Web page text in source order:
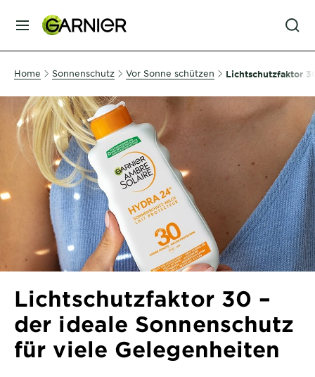
MENU
GESICHTSPFLEGE
HAARPFLEGE
HAARFARBE
SONNENSCHUTZ
KÖRPERPFLEGE
SERVICES
&
DIAGNOSTIK
Home Sonnenschutz Vor Sonne schützen Lichtschutzfaktor
Lichtschutzfaktor 30 –
der ideale Sonnenschutz
für viele Gelegenheiten